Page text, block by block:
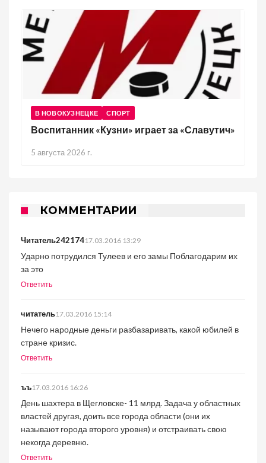
В НОВОКУЗНЕЦКЕ СПОРТ
Воспитанник «Кузни» играет за «Славутич»
5 августа 2026 г.
КОММЕНТАРИИ
Читатель24217417.03.2016 13:29
Ударно потрудился Тулеев и его замы Поблагодарим их
за это
Ответить
читатель17.03.2016 15:14
Нечего народные деньги разбазаривать, какой юбилей в
стране кризис.
Ответить
ъъ17.03.2016 16:26
День шахтера в Щегловске- 11 млрд. Задача у областных
властей другая, доить все города области (они их
называют города второго уровня) и отстраивать свою
некогда деревню.
Ответить